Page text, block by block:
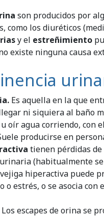
son producidos por
como los diuréticos
y el estreñimiento
existe ninguna causa
Es aquella en la que
ni siquiera al baño
oír agua corriendo, con
producirse en
tienen pérdidas
(habitualmente
hiperactiva puede
o estrés, o se asocia
Los escapes de orina se